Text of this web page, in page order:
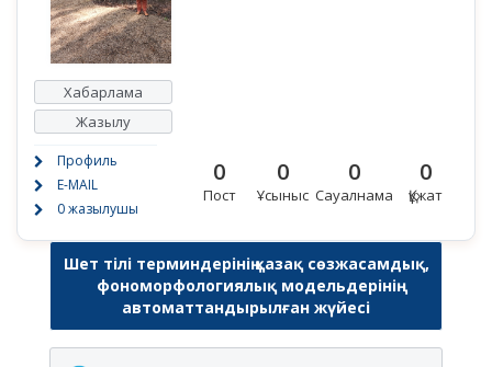
Хабарлама
Жазылу
Профиль
E-MAIL
0 жазылушы
0
Пост
0
Ұсыныс
0
Сауалнама
0
Құжат
Шет тілі терминдерінің қазақ сөзжасамдық,
фономорфологиялық модельдерінің
автоматтандырылған жүйесі